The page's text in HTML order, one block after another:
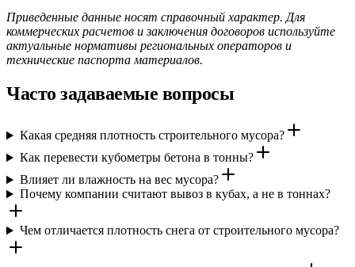
Приведенные данные носят справочный характер. Для
коммерческих расчетов и заключения договоров используйте
актуальные нормативы региональных операторов и
технические паспорта материалов.
Часто задаваемые вопросы
Какая средняя плотность строительного мусора?
Как перевести кубометры бетона в тонны?
Влияет ли влажность на вес мусора?
Почему компании считают вывоз в кубах, а не в тоннах?
Чем отличается плотность снега от строительного мусора?